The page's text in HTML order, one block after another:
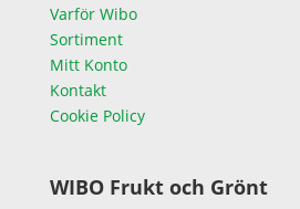
Varför Wibo
Sortiment
Mitt Konto
Kontakt
Cookie Policy
WIBO Frukt och Grönt